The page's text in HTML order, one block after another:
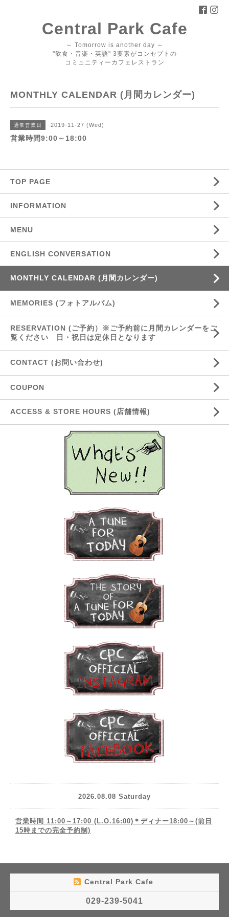
Central Park Cafe
～ Tomorrow is another day ～
"飲食・音楽・英語" 3要素がコンセプトの
コミュニティーカフェレストラン
MONTHLY CALENDAR (月間カレンダー)
通常営業日 2019-11-27 (Wed)
営業時間9:00～18:00
TOP PAGE
INFORMATION
MENU
ENGLISH CONVERSATION
MONTHLY CALENDAR (月間カレンダー)
MEMORIES (フォトアルバム)
RESERVATION (ご予約）※ご予約前に月間カレンダーをご
覧ください 日・祝日は定休日となります
CONTACT (お問い合わせ)
COUPON
ACCESS & STORE HOURS (店舗情報)
2026.08.08 Saturday
営業時間 11:00～17:00 (L.O.16:00)＊ディナー18:00～(前日
15時までの完全予約制)
Central Park Cafe
029-239-5041